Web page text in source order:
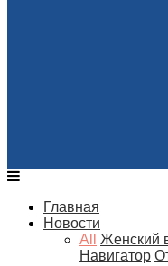
Главная
Новости
All
Женский
Навигатор